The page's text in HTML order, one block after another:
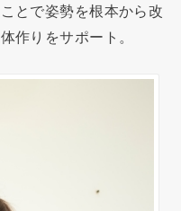
とで姿勢を根本から改
作りをサポート。